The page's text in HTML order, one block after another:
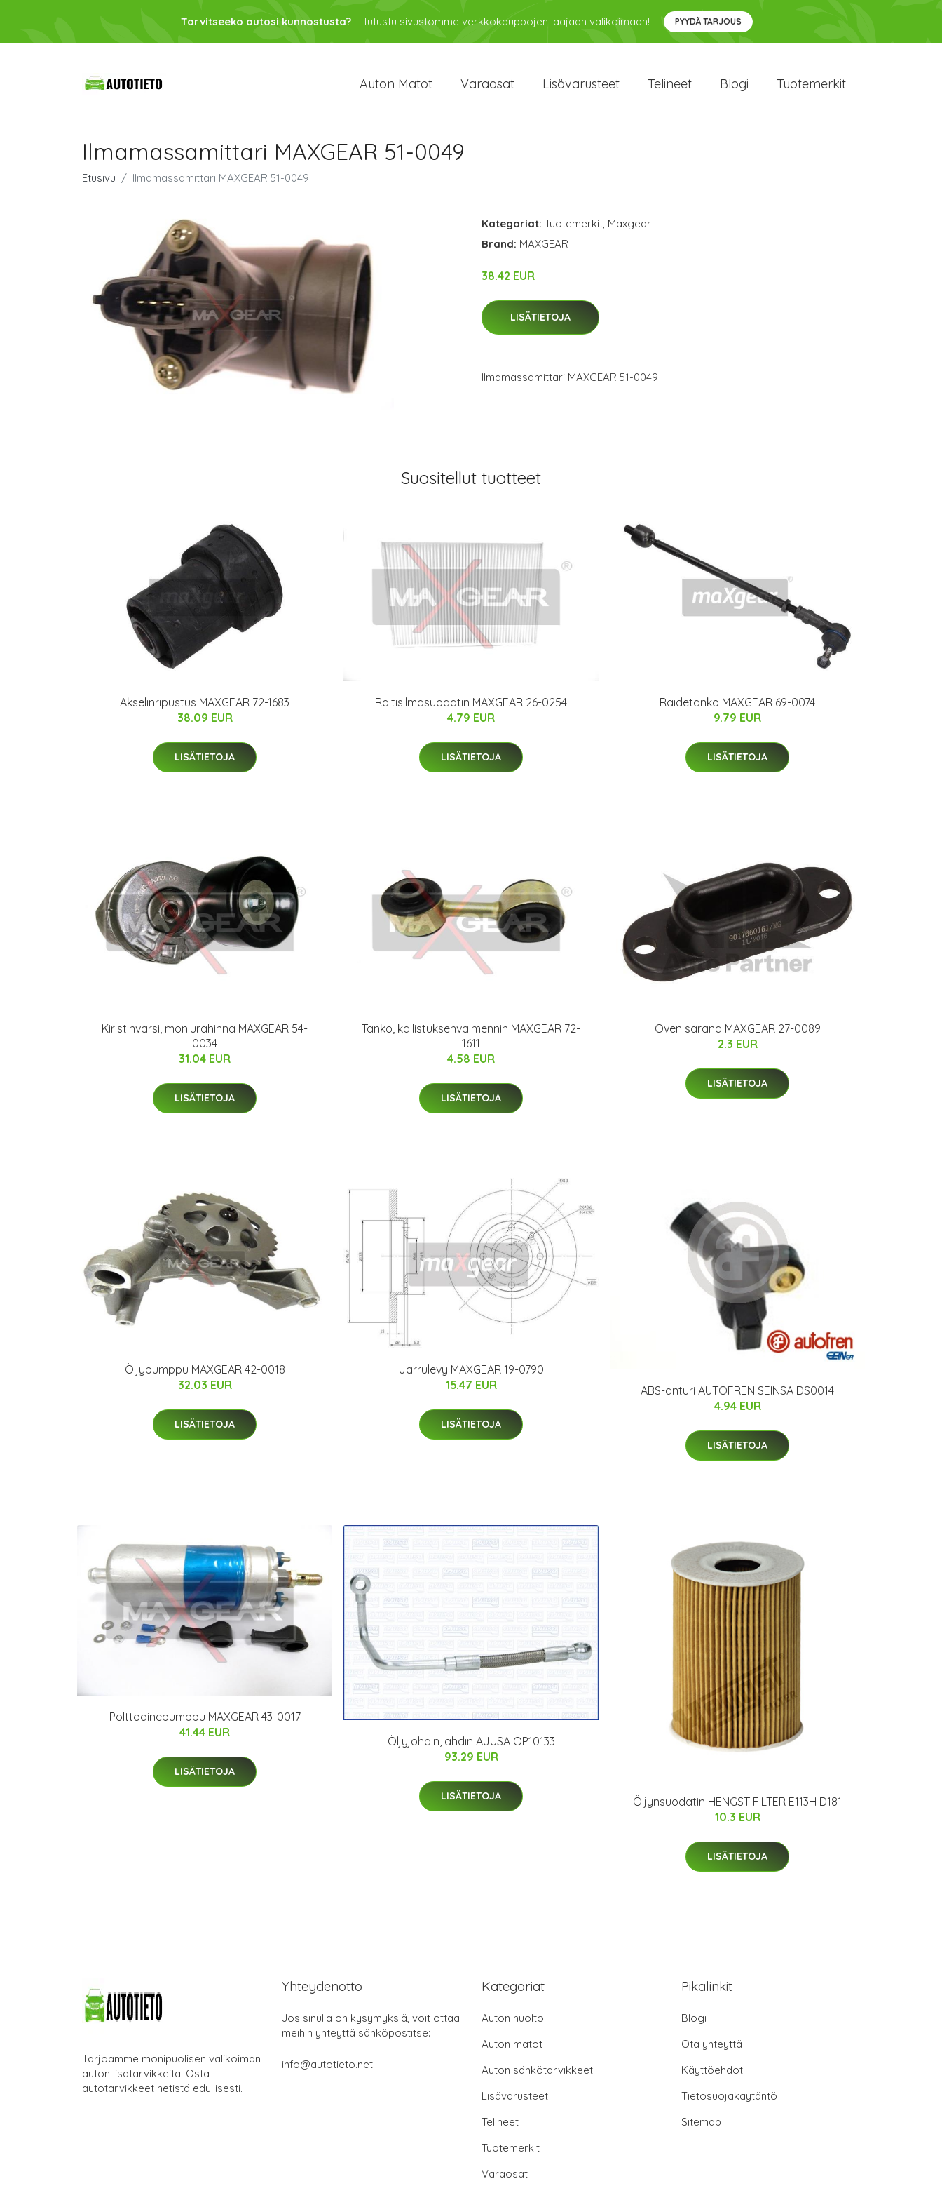
Tarvitseeko autosi kunnostusta? Tutustu sivustomme verkkokauppojen laajaan valikoimaan! PYYDÄ TARJOUS
Auton Matot Varaosat Lisävarusteet Telineet Blogi Tuotemerkit
Ilmamassamittari MAXGEAR 51-0049
Etusivu Ilmamassamittari MAXGEAR 51-0049
Kategoriat: Tuotemerkit, Maxgear
Brand: MAXGEAR
38.42 EUR
LISÄTIETOJA
Ilmamassamittari MAXGEAR 51-0049
Suositellut tuotteet
Akselinripustus MAXGEAR 72-1683
38.09 EUR
LISÄTIETOJA
Raitisilmasuodatin MAXGEAR 26-0254
4.79 EUR
LISÄTIETOJA
Raidetanko MAXGEAR 69-0074
9.79 EUR
LISÄTIETOJA
Kiristinvarsi, moniurahihna MAXGEAR 54-
0034
31.04 EUR
LISÄTIETOJA
Tanko, kallistuksenvaimennin MAXGEAR 72-
1611
4.58 EUR
LISÄTIETOJA
Oven sarana MAXGEAR 27-0089
2.3 EUR
LISÄTIETOJA
Öljypumppu MAXGEAR 42-0018
32.03 EUR
LISÄTIETOJA
Jarrulevy MAXGEAR 19-0790
15.47 EUR
LISÄTIETOJA
ABS-anturi AUTOFREN SEINSA DS0014
4.94 EUR
LISÄTIETOJA
Polttoainepumppu MAXGEAR 43-0017
41.44 EUR
LISÄTIETOJA
Öljyjohdin, ahdin AJUSA OP10133
93.29 EUR
LISÄTIETOJA
Öljynsuodatin HENGST FILTER E113H D181
10.3 EUR
LISÄTIETOJA
Tarjoamme monipuolisen valikoiman
auton lisätarvikkeita. Osta
autotarvikkeet netistä edullisesti.
Yhteydenotto
Jos sinulla on kysymyksiä, voit ottaa
meihin yhteyttä sähköpostitse:
info@autotieto.net
Kategoriat
Auton huolto
Auton matot
Auton sähkötarvikkeet
Lisävarusteet
Telineet
Tuotemerkit
Varaosat
Pikalinkit
Blogi
Ota yhteyttä
Käyttöehdot
Tietosuojakäytäntö
Sitemap